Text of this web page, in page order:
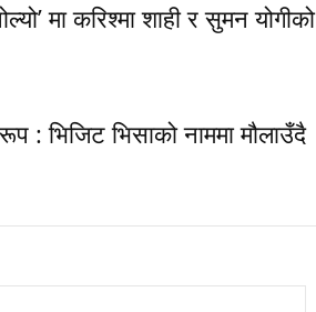
मा करिश्मा शाही र सुमन योगीको
: भिजिट भिसाको नाममा मौलाउँदै